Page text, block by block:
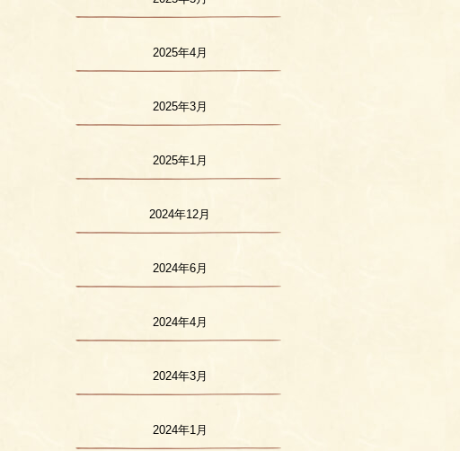
2025年4月
2025年3月
2025年1月
2024年12月
2024年6月
2024年4月
2024年3月
2024年1月